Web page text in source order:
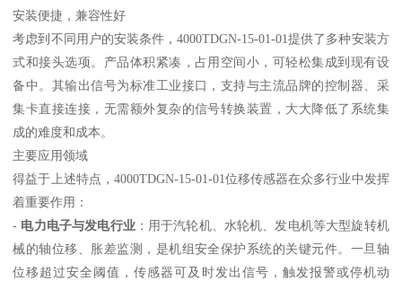
安装便捷，兼容性好
考虑到不同用户的安装条件，4000TDGN-15-01-01提供了多种安装方
式和接头选项。产品体积紧凑，占用空间小，可轻松集成到现有设
备中。其输出信号为标准工业接口，支持与主流品牌的控制器、采
集卡直接连接，无需额外复杂的信号转换装置，大大降低了系统集
成的难度和成本。
主要应用领域
得益于上述特点，4000TDGN-15-01-01位移传感器在众多行业中发挥
着重要作用：
- 电力电子与发电行业：用于汽轮机、水轮机、发电机等大型旋转机
械的轴位移、胀差监测，是机组安全保护系统的关键元件。一旦轴
位移超过安全阈值，传感器可及时发出信号，触发报警或停机动